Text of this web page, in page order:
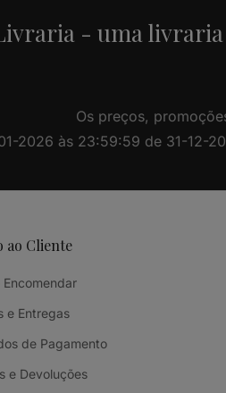
- uma
Os preços,
2026 às 23:59:59 de 31-12-
ao Cliente
Encomendar
e Entregas
de Pagamento
e Devoluções